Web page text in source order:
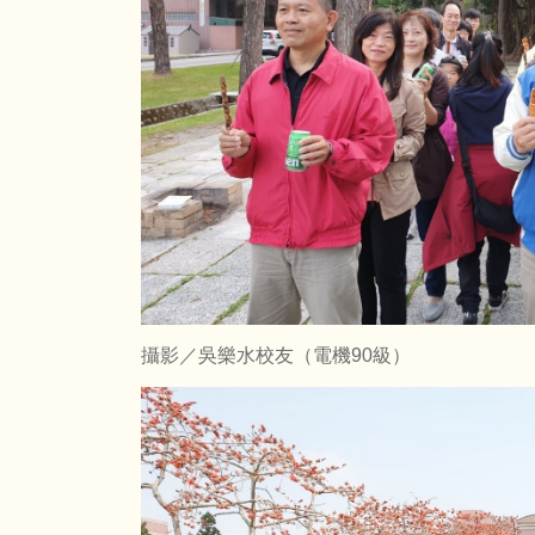
攝影／吳樂水校友（電機90級）